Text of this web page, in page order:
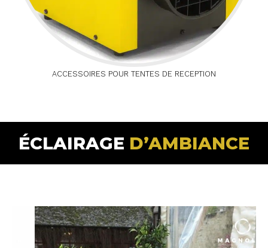
ACCESSOIRES POUR TENTES DE RECEPTION
ÉCLAIRAGE D’AMBIANCE